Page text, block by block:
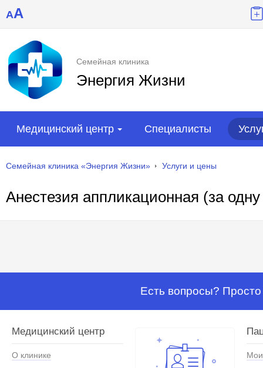
AA
Семейная клиника
Энергия Жизни
Медицинский центр Специалисты
Семейная клиника «Энергия Жизни» Услуги и цены
Анестезия аппликационная (за
Есть вопросы?
Медицинский центр
О клинике